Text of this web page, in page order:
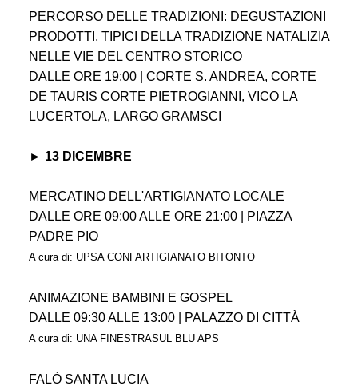
PERCORSO DELLE TRADIZIONI: DEGUSTAZIONI
PRODOTTI, TIPICI DELLA TRADIZIONE NATALIZIA
NELLE VIE DEL CENTRO STORICO
DALLE ORE 19:00 | CORTE S. ANDREA, CORTE
DE TAURIS CORTE PIETROGIANNI, VICO LA
LUCERTOLA, LARGO GRAMSCI
► 13 DICEMBRE
MERCATINO DELL'ARTIGIANATO LOCALE
DALLE ORE 09:00 ALLE ORE 21:00 | PIAZZA
PADRE PIO
A cura di: UPSA CONFARTIGIANATO BITONTO
ANIMAZIONE BAMBINI E GOSPEL
DALLE 09:30 ALLE 13:00 | PALAZZO DI CITTÀ
A cura di: UNA FINESTRASUL BLU APS
FALÒ SANTA LUCIA